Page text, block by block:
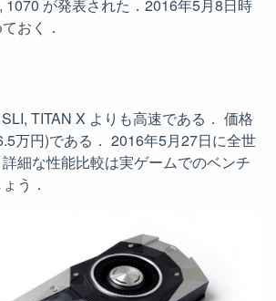
1070 が発表された．2016年5月8日時
おく．
TITAN X よりも高速である． 価格
万円)である． 2016年5月27日に全世
細な性能比較は実ゲームでのベンチ
う．